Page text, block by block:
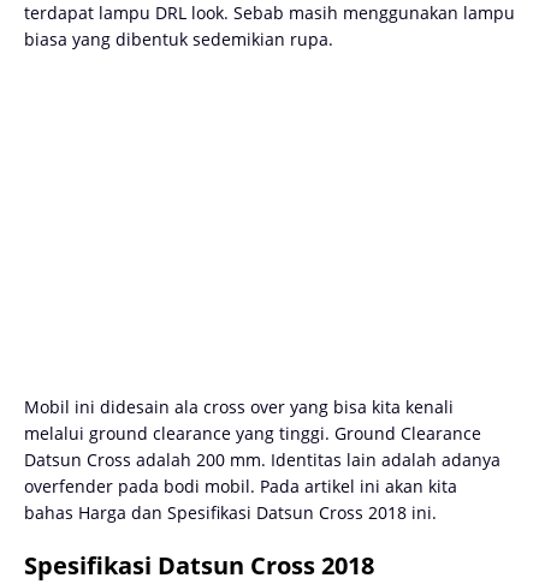
terdapat lampu DRL look. Sebab masih menggunakan lampu
biasa yang dibentuk sedemikian rupa.
Mobil ini didesain ala cross over yang bisa kita kenali
melalui ground clearance yang tinggi. Ground Clearance
Datsun Cross adalah 200 mm. Identitas lain adalah adanya
overfender pada bodi mobil. Pada artikel ini akan kita
bahas Harga dan Spesifikasi Datsun Cross 2018 ini.
Spesifikasi Datsun Cross 2018